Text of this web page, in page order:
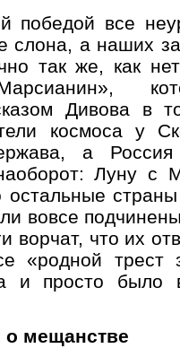
победой все
слона, а наших
так же, как
Дивова в
космоса у
а
Луну с
вовсе
ворчат, что их
«родной трест
и просто было
о мещанстве